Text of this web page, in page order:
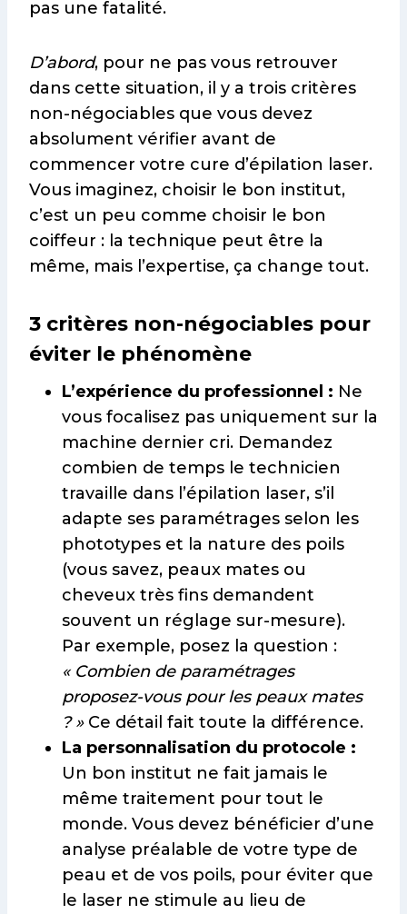
pas une fatalité.
D’abord, pour ne pas vous retrouver
dans cette situation, il y a trois critères
non-négociables que vous devez
absolument vérifier avant de
commencer votre cure d’épilation laser.
Vous imaginez, choisir le bon institut,
c’est un peu comme choisir le bon
coiffeur : la technique peut être la
même, mais l’expertise, ça change tout.
3 critères non-négociables pour
éviter le phénomène
L’expérience du professionnel : Ne
vous focalisez pas uniquement sur la
machine dernier cri. Demandez
combien de temps le technicien
travaille dans l’épilation laser, s’il
adapte ses paramétrages selon les
phototypes et la nature des poils
(vous savez, peaux mates ou
cheveux très fins demandent
souvent un réglage sur-mesure).
Par exemple, posez la question :
« Combien de paramétrages
proposez-vous pour les peaux mates
? »Ce détail fait toute la différence.
La personnalisation du protocole :
Un bon institut ne fait jamais le
même traitement pour tout le
monde. Vous devez bénéficier d’une
analyse préalable de votre type de
peau et de vos poils, pour éviter que
le laser ne stimule au lieu de